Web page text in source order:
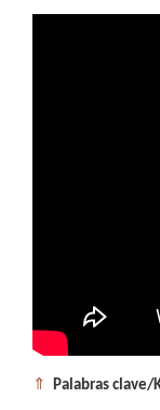
⇑ Palabras clave/